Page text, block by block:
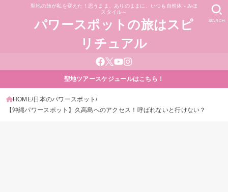
聖地の旅が私を変えた！思うまま、ありのままに、いつも自然体～みほ
スタイル～
パワースポットの旅はスピ
リチュアル
SEARCH
聖地ツアースケジュールはこちら！
HOME 日本のパワースポット
【沖縄パワースポット】久高島へのアクセス！呼ばれないと行けない？